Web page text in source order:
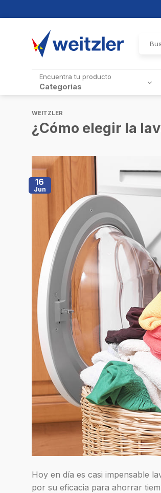
por:
Encuentra tu producto
Categorías
WEITZLER
¿Cómo elegir la
16
Jun
Hoy en día es casi impensable
por su eficacia para ahorrar